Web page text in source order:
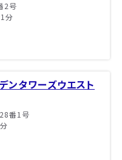
2号
分
ンタワーズウエスト
番1号